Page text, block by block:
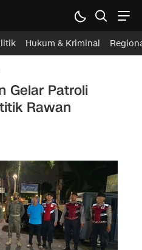
Hukum & Kriminal
Gelar Patroli
Rawan